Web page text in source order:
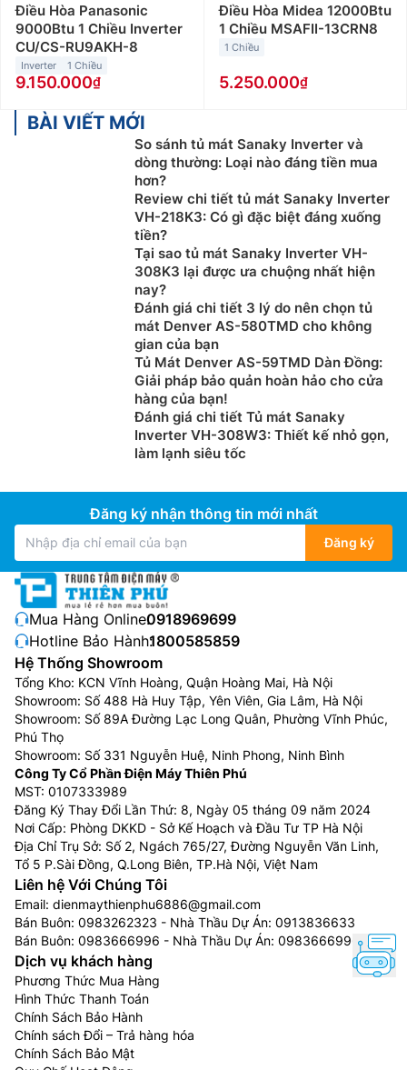
Điều Hòa Panasonic
9000Btu 1 Chiều Inverter
CU/CS-RU9AKH-8
Inverter 1 Chiều
9.150.000
Điều Hòa Midea 12000Btu
1 Chiều MSAFII-13CRN8
1 Chiều
5.250.000
BÀI VIẾT MỚI
So sánh tủ mát Sanaky Inverter và
dòng thường: Loại nào đáng tiền mua
hơn?
Review chi tiết tủ mát Sanaky Inverter
VH-218K3: Có gì đặc biệt đáng xuống
tiền?
Tại sao tủ mát Sanaky Inverter VH-
308K3 lại được ưa chuộng nhất hiện
nay?
Đánh giá chi tiết 3 lý do nên chọn tủ
mát Denver AS-580TMD cho không
gian của bạn
Tủ Mát Denver AS-59TMD Dàn Đồng:
Giải pháp bảo quản hoàn hảo cho cửa
hàng của bạn!
Đánh giá chi tiết Tủ mát Sanaky
Inverter VH-308W3: Thiết kế nhỏ gọn,
làm lạnh siêu tốc
Đăng ký nhận thông tin mới nhất
Đăng ký
Mua Hàng Online:0918969699
Hotline Bảo Hành:1800585859
Hệ Thống Showroom
Tổng Kho: KCN Vĩnh Hoàng, Quận Hoàng Mai, Hà Nội
Showroom: Số 488 Hà Huy Tập, Yên Viên, Gia Lâm, Hà Nội
Showroom: Số 89A Đường Lạc Long Quân, Phường Vĩnh Phúc,
Phú Thọ
Showroom: Số 331 Nguyễn Huệ, Ninh Phong, Ninh Bình
Công Ty Cổ Phần Điện Máy Thiên Phú
MST: 0107333989
Đăng Ký Thay Đổi Lần Thứ: 8, Ngày 05 tháng 09 năm 2024
Nơi Cấp: Phòng DKKD - Sở Kế Hoạch và Đầu Tư TP Hà Nội
Địa Chỉ Trụ Sở: Số 2, Ngách 765/27, Đường Nguyễn Văn Linh,
Tổ 5 P.Sài Đồng, Q.Long Biên, TP.Hà Nội, Việt Nam
Liên hệ Với Chúng Tôi
Email: dienmaythienphu6886@gmail.com
Bán Buôn: 0983262323 - Nhà Thầu Dự Án: 0913836633
Bán Buôn: 0983666996 - Nhà Thầu Dự Án: 0983666996
Dịch vụ khách hàng
Phương Thức Mua Hàng
Hình Thức Thanh Toán
Chính Sách Bảo Hành
Chính sách Đổi – Trả hàng hóa
Chính Sách Bảo Mật